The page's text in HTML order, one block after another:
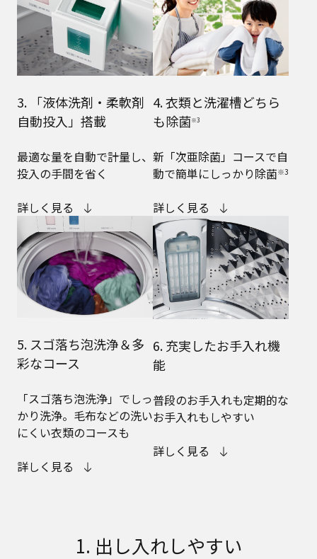
3. 「液体洗剤・柔軟剤
自動投入」搭載
最適な量を自動で計量し、
投入の手間を省く
詳しく見る
4. 衣類と洗濯槽どちら
も除菌※3
新「次亜除菌」コースで自
動で簡単にしっかり除菌※3
詳しく見る
5. スゴ落ち泡洗浄＆多
彩なコース
「スゴ落ち泡洗浄」でしっ
かり洗浄。毛布などの洗い
にくい衣類のコースも
詳しく見る
6. 充実したお手入れ機
能
普段のお手入れも定期的な
お手入れもしやすい
詳しく見る
1. 出し入れしやすい